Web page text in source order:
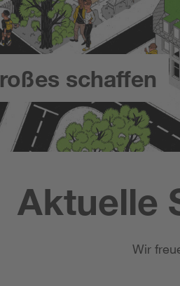
schaffen
Aktuelle
Wir